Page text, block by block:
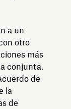
a un
otro
más
conjunta.
de
la
de